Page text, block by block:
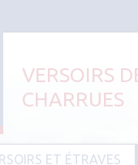
VERSOIRS
CHARRUES
Aller au
ET ÉTRAVES